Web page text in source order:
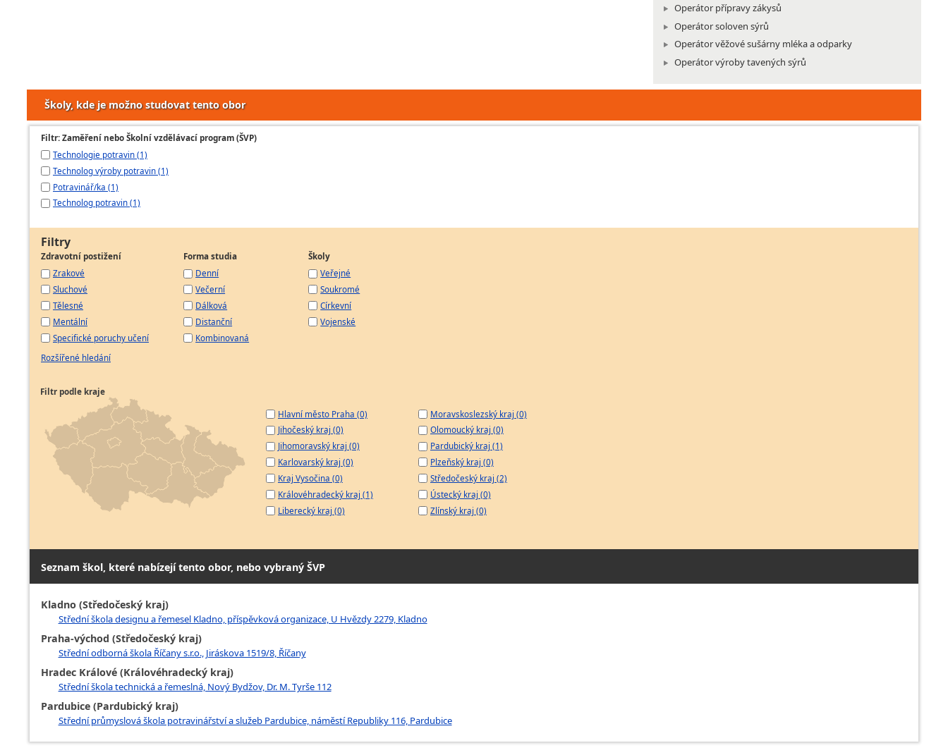
Operátor přípravy zákysů
Operátor soloven sýrů
Operátor věžové sušárny mléka a odparky
Operátor výroby tavených sýrů
Školy, kde je možno studovat tento obor
Filtr: Zaměření nebo Školní vzdělávací program (ŠVP)
Technologie potravin (1)
Technolog výroby potravin (1)
Potravinář/ka (1)
Technolog potravin (1)
Filtry
Zdravotní postižení
Zrakové
Sluchové
Tělesné
Mentální
Specifické poruchy učení
Forma studia
Denní
Večerní
Dálková
Distanční
Kombinovaná
Školy
Veřejné
Soukromé
Církevní
Vojenské
Rozšířené hledání
Filtr podle kraje
Hlavní město Praha (0)
Jihočeský kraj (0)
Jihomoravský kraj (0)
Karlovarský kraj (0)
Kraj Vysočina (0)
Královéhradecký kraj (1)
Liberecký kraj (0)
Moravskoslezský kraj (0)
Olomoucký kraj (0)
Pardubický kraj (1)
Plzeňský kraj (0)
Středočeský kraj (2)
Ústecký kraj (0)
Zlínský kraj (0)
Seznam škol, které nabízejí tento obor, nebo vybraný ŠVP
Kladno (Středočeský kraj)
Střední škola designu a řemesel Kladno, příspěvková organizace, U Hvězdy 2279, Kladno
Praha-východ (Středočeský kraj)
Střední odborná škola Říčany s.r.o., Jiráskova 1519/8, Říčany
Hradec Králové (Královéhradecký kraj)
Střední škola technická a řemeslná, Nový Bydžov, Dr. M. Tyrše 112
Pardubice (Pardubický kraj)
Střední průmyslová škola potravinářství a služeb Pardubice, náměstí Republiky 116, Pardubice